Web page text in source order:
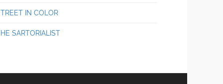
IN COLOR
SARTORIALIST